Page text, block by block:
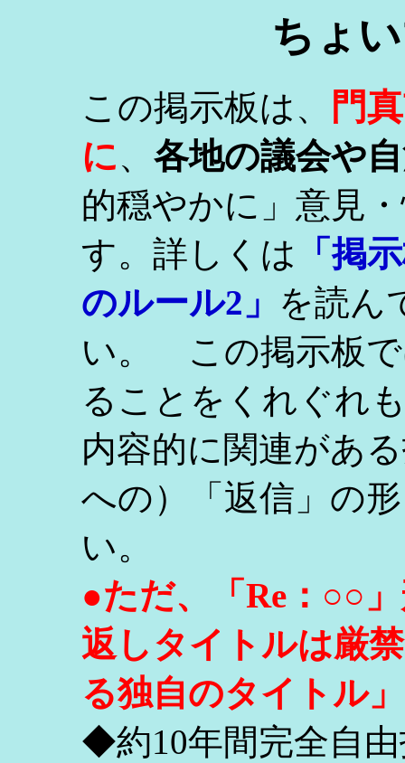
ちょ
この掲示板は、
門
に、 各地の議会や
的穏やかに」意見
す。詳しくは
「掲
のルール2」 を読ん
い。 この掲示板で
ることをくれぐれ
内容的に関連があ
への）「返信」の
い。
●ただ、「Re：○○
返しタイトルは厳
る独自のタイトル
◆約10年間完全自